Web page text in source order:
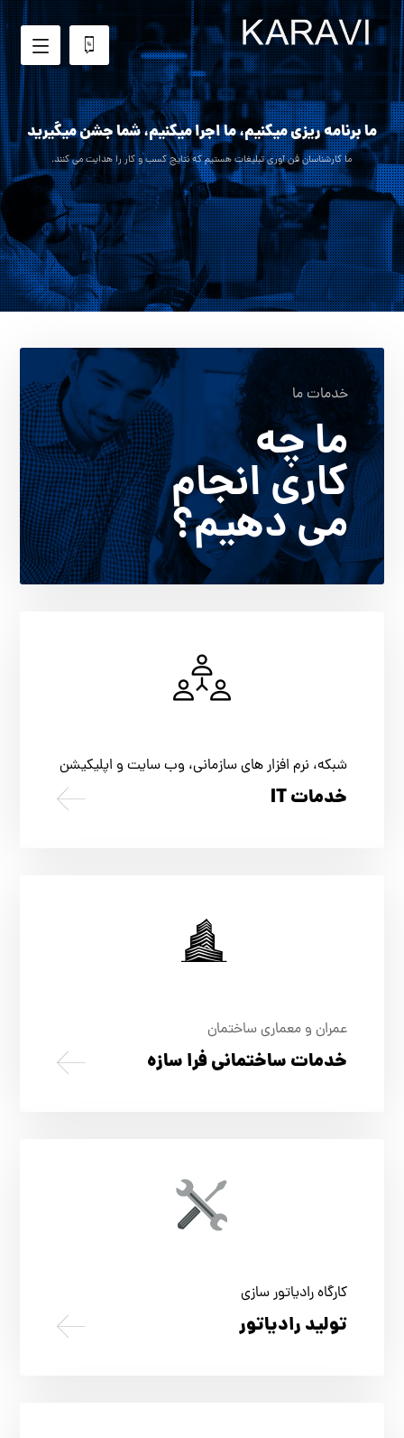
ما برنامه ریزی میکنیم، ما اجرا میکنیم، شما جشن میگیرید
ما کارشناسان فن آوری تبلیغات هستیم که نتایج کسب و کار را هدایت می کنند.
خدمات ما
ما چه
کاری انجام
می دهیم؟
شبکه، نرم افزار های سازمانی، وب سایت و اپلیکیشن
خدمات IT
عمران و معماری ساختمان
خدمات ساختمانی فرا سازه
کارگاه رادیاتور سازی
تولید رادیاتور